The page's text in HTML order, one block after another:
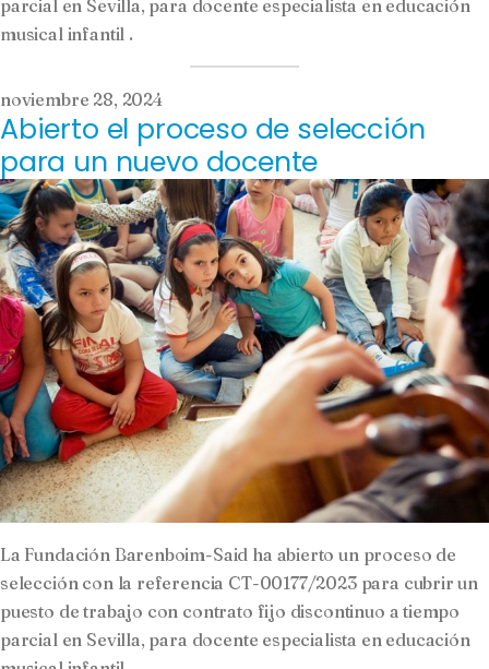
parcial en Sevilla, para docente especialista en educación
musical infantil .
noviembre 28, 2024
Abierto el proceso de selección
para un nuevo docente
La Fundación Barenboim-Said ha abierto un proceso de
selección con la referencia CT-00177/2023 para cubrir un
puesto de trabajo con contrato fijo discontinuo a tiempo
parcial en Sevilla, para docente especialista en educación